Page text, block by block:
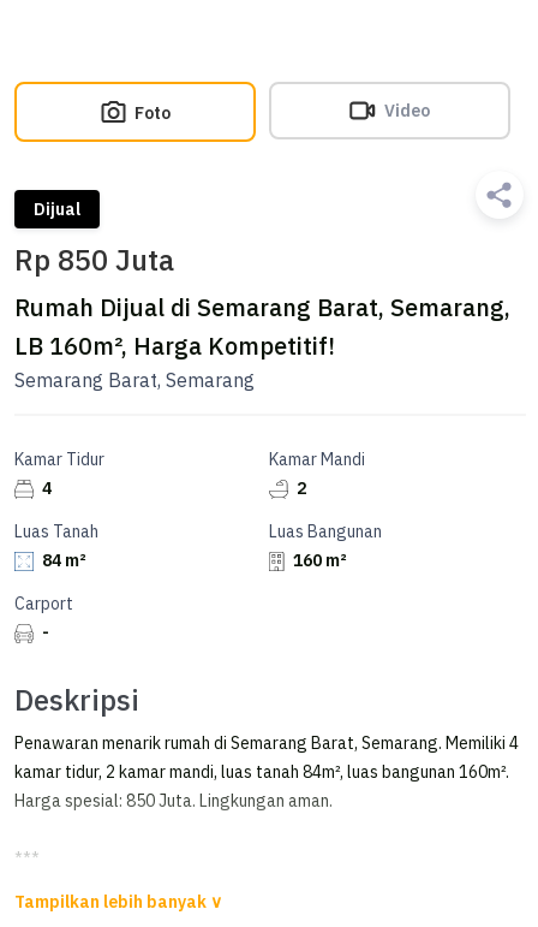
Foto Video
Dijual
Rp 850 Juta
Rumah Dijual di Semarang Barat, Semarang,
LB 160m², Harga Kompetitif!
Semarang Barat, Semarang
Kamar Tidur
4
Kamar Mandi
2
Luas Tanah
84 m²
Luas Bangunan
160 m²
Carport
-
Deskripsi
Penawaran menarik rumah di Semarang Barat, Semarang. Memiliki 4
kamar tidur, 2 kamar mandi, luas tanah 84m², luas bangunan 160m².
Harga spesial: 850 Juta. Lingkungan aman.
***